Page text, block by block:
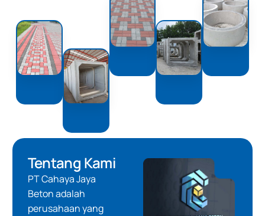
Tentang Kami
PT Cahaya Jaya
Beton adalah
perusahaan yang